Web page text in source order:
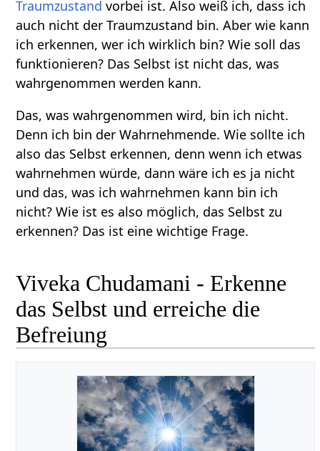
Traumzustand vorbei ist. Also weiß ich, dass ich
auch nicht der Traumzustand bin. Aber wie kann
ich erkennen, wer ich wirklich bin? Wie soll das
funktionieren? Das Selbst ist nicht das, was
wahrgenommen werden kann.
Das, was wahrgenommen wird, bin ich nicht.
Denn ich bin der Wahrnehmende. Wie sollte ich
also das Selbst erkennen, denn wenn ich etwas
wahrnehmen würde, dann wäre ich es ja nicht
und das, was ich wahrnehmen kann bin ich
nicht? Wie ist es also möglich, das Selbst zu
erkennen? Das ist eine wichtige Frage.
Viveka Chudamani - Erkenne
das Selbst und erreiche die
Befreiung